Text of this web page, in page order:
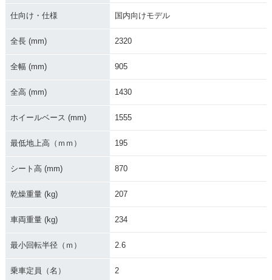
1991年 AFRICA TW
ジ
1990年 AFRICA TW
仕向け・仕様 国内向けモデル
全長 (mm) 2320
全幅 (mm) 905
全高 (mm) 1430
ホイールベース (mm) 1555
最低地上高（ｍｍ） 195
シート高 (mm) 870
乾燥重量 (kg) 207
車両重量 (kg) 234
最小回転半径（ｍ） 2.6
乗車定員（名） 2